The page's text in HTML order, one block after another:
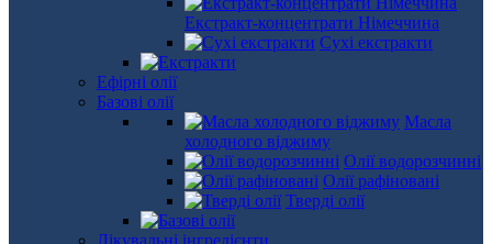
Екстракт-концентрати Німеччина
Сухі екстракти
Ефірні олії
Базові олії
Масла
холодного віджиму
Олії водорозчинні
Олії рафіновані
Тверді олії
Лікувальні інгредієнти